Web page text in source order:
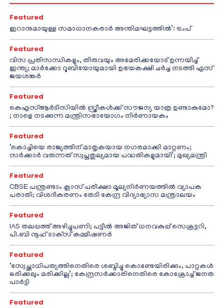
Featured
ഇറാനുമായുള്ള സമാധാനകരാർ അന്തിമഘട്ടത്തിൽ‌’: ട്രംപ്
Featured
വിസ പ്രതിസന്ധികളും, തീരുവയും അമേരിക്കയോട് ഉന്നയിച്ച്
ഇന്ത്യ; മാർക്കോ റൂബിയോയുമായി ഉഭയകക്ഷി ചർച്ച നടത്തി എസ്
ജയശങ്കർ
Featured
കെഎസ്ആർടിസിയിൽ സ്ത്രീകൾക്ക് സൗജന്യ യാത്ര ഉണ്ടാകുമോ?
; നാളെ നടക്കുന്ന മന്ത്രിസഭായോഗം നിർണായകം
Featured
‘കൊച്ചിയെ രാജ്യത്തിന് മാതൃകയായ നഗരമാക്കി മാറ്റണം;
സർക്കാർ വരുന്നത് സ്വപ്നതുല്യമായ പദ്ധതികളുമായി’; മുഖ്യമന്ത്രി
Featured
CBSE പന്ത്രണ്ടാം ക്ലാസ് പരീക്ഷാ മൂല്യനിർണയത്തിൽ വ്യാപക
പരാതി; വിശദീകരണം തേടി കേന്ദ്ര വിദ്യാഭ്യാസ മന്ത്രാലയം
Featured
IAS തലപ്പത്ത് അഴിച്ചുപണി; പട്ടീല്‍ അജിത് ധനവകുപ്പ് സെക്രട്ടറി,
പി.ബി നൂഹ് ടാക്‌സ് കമ്മീഷണര്‍
Featured
‘സ്വേച്ഛാധിപത്യത്തിനെതിരെ ശബ്ദിച്ചു കൊണ്ടേയിരിക്കും, പാറ്റകൾ
ഒരിക്കലും മരിക്കില്ല’; കേന്ദ്രസർക്കാരിനെതിരെ കോക്രോച്ച് ജനത
പാർട്ടി
Featured